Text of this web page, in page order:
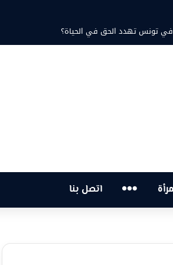
عزف على أوتار الحنين وشجن القوافي
… اتصل بنا